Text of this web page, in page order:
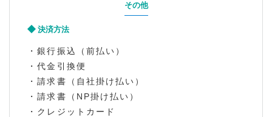
その他
決済方法
・銀行振込（前払い）
・代金引換便
・請求書（自社掛け払い）
・請求書（NP掛け払い）
・クレジットカード